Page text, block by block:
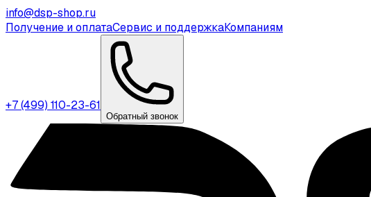
info@dsp-shop.ru
Получение и оплатаСервис и поддержкаКомпаниям
+7 (499) 110-23-61
Обратный звонок